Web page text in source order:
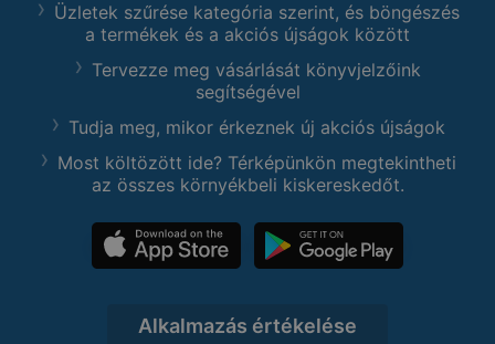
Üzletek szűrése kategória szerint, és böngészés
a termékek és a akciós újságok között
Tervezze meg vásárlását könyvjelzőink
segítségével
Tudja meg, mikor érkeznek új akciós újságok
Most költözött ide? Térképünkön megtekintheti
az összes környékbeli kiskereskedőt.
Alkalmazás értékelése